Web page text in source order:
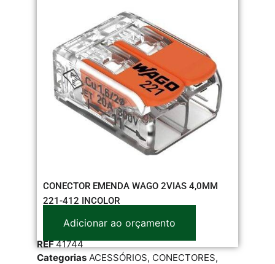
CONECTOR EMENDA WAGO 2VIAS 4,0MM
221-412 INCOLOR
Adicionar ao orçamento
REF41744
Categorias ACESSÓRIOS, CONECTORES,